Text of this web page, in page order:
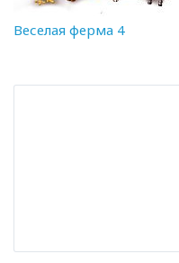
Веселая ферма 4